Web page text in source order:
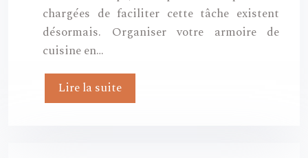
chargées de faciliter cette tâche existent
désormais. Organiser votre armoire de
cuisine en…
Lire la suite